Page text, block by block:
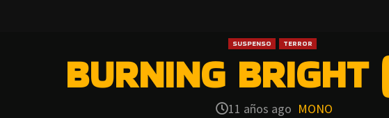
SUSPENSO TERROR
BURNING BRIGHT
11 años ago MONO